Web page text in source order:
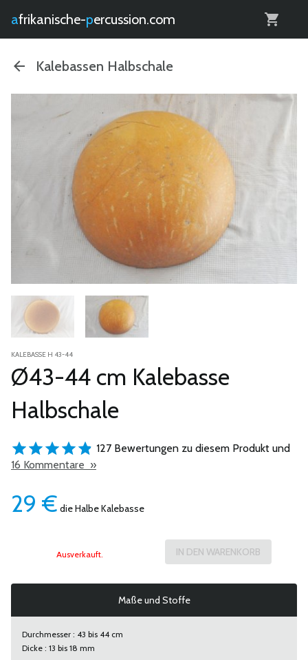
afrikanische- percussion.com
Kalebassen Halbschale
KALEBASSE H 43-44
Ø43-44 cm Kalebasse
Halbschale
127 Bewertungen zu diesem Produkt und
16 Kommentare »
29 € die Halbe Kalebasse
Ausverkauft.
Maße und Stoffe
Durchmesser : 43 bis 44 cm
Dicke : 13 bis 18 mm